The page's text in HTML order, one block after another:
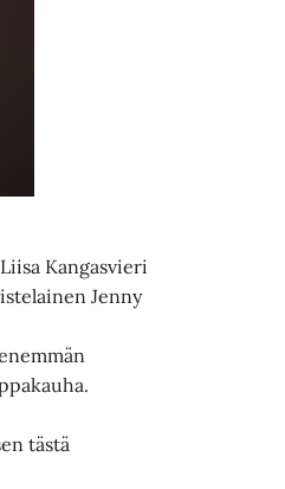
Kangasvieri
Jenny
tästä